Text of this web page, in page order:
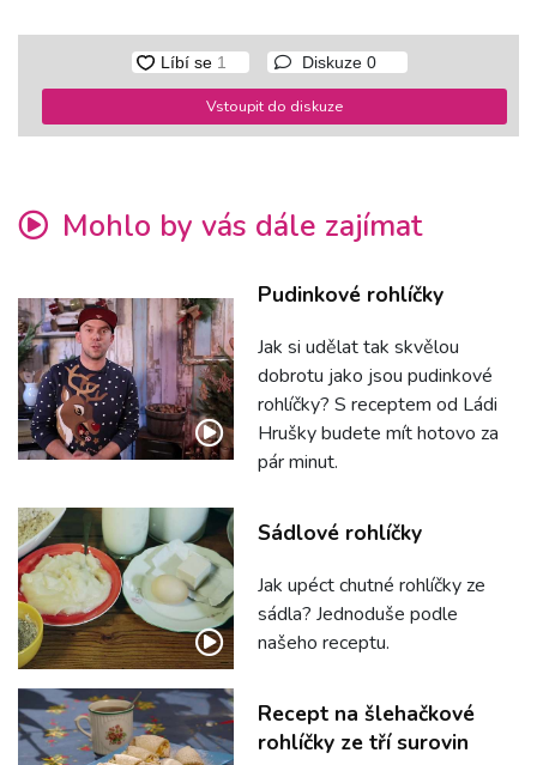
Diskuze 0
Vstoupit do diskuze
Mohlo by vás dále zajímat
Pudinkové rohlíčky
Jak si udělat tak skvělou
dobrotu jako jsou pudinkové
rohlíčky? S receptem od Ládi
Hrušky budete mít hotovo za
pár minut.
Sádlové rohlíčky
Jak upéct chutné rohlíčky ze
sádla? Jednoduše podle
našeho receptu.
Recept na šlehačkové
rohlíčky ze tří surovin